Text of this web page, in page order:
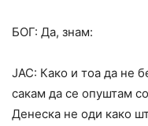
БОГ: Да, знам:
ЈАС: Како и тоа да не
сакам да се опуштам
Денеска не оди како